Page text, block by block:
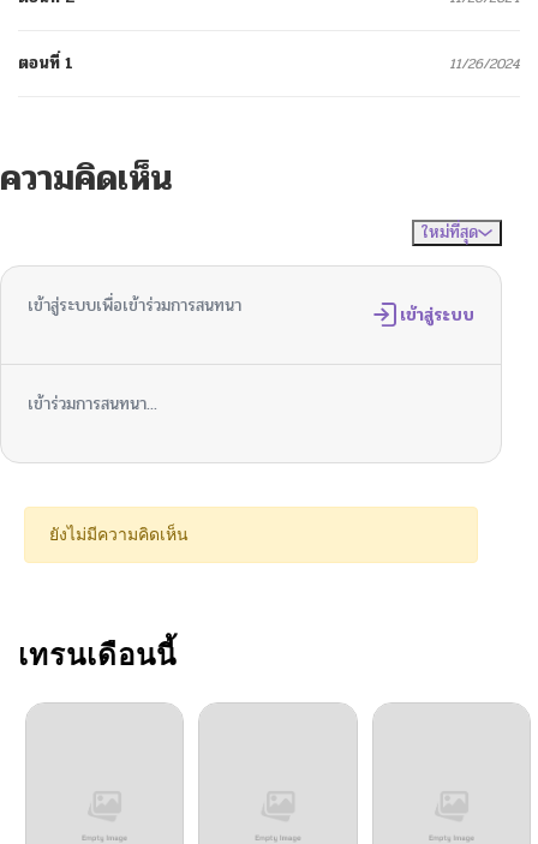
ตอนที่ 1 11/26/2024
ความคิดเห็น
ใหม่ที่สุด
เข้าสู่ระบบเพื่อเข้าร่วมการสนทนา เข้าสู่ระบบ
เข้าร่วมการสนทนา...
ยังไม่มีความคิดเห็น
เทรนเดือนนี้